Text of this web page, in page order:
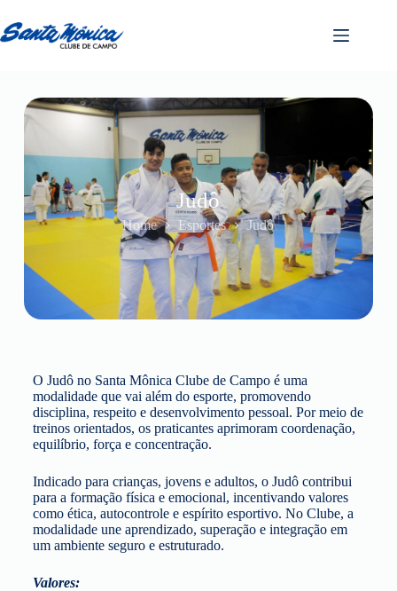
Judô
Home Esportes Judô
O Judô no Santa Mônica Clube de Campo é uma
modalidade que vai além do esporte, promovendo
disciplina, respeito e desenvolvimento pessoal. Por meio de
treinos orientados, os praticantes aprimoram coordenação,
equilíbrio, força e concentração.
Indicado para crianças, jovens e adultos, o Judô contribui
para a formação física e emocional, incentivando valores
como ética, autocontrole e espírito esportivo. No Clube, a
modalidade une aprendizado, superação e integração em
um ambiente seguro e estruturado.
Valores: